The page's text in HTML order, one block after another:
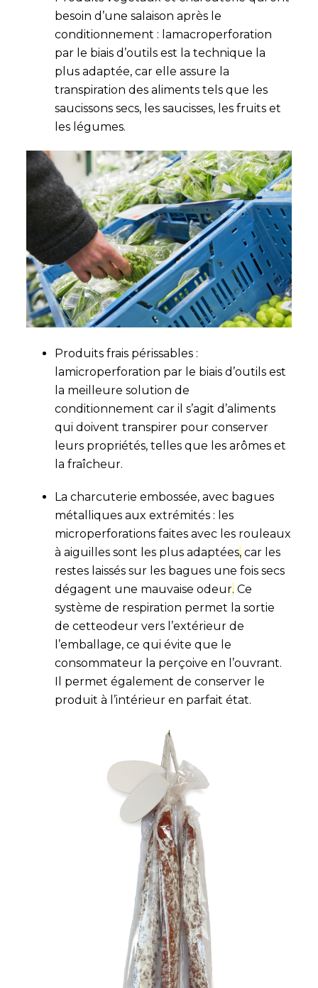
besoin d’une salaison après le
conditionnement : lamacroperforation
par le biais d’outils est la technique la
plus adaptée, car elle assure la
transpiration des aliments tels que les
saucissons secs, les saucisses, les fruits et
les légumes.
Produits frais périssables :
lamicroperforation par le biais d’outils est
la meilleure solution de
conditionnement car il s’agit d’aliments
qui doivent transpirer pour conserver
leurs propriétés, telles que les arômes et
la fraîcheur.
La charcuterie embossée, avec bagues
métalliques aux extrémités : les
microperforations faites avec les rouleaux
à aiguilles sont les plus adaptées, car les
restes laissés sur les bagues une fois secs
dégagent une mauvaise odeur. Ce
système de respiration permet la sortie
de cetteodeur vers l’extérieur de
l’emballage, ce qui évite que le
consommateur la perçoive en l’ouvrant.
Il permet également de conserver le
produit à l’intérieur en parfait état.